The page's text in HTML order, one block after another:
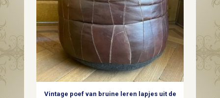
off
white
quantity
Vintage poef van bruine leren lapjes uit de